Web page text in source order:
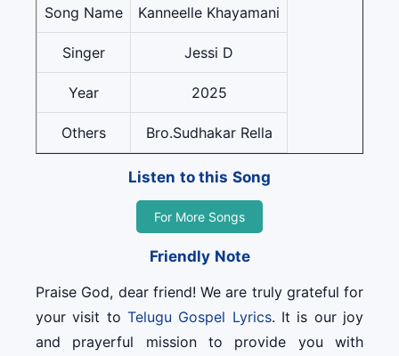
Song Name Kanneelle Khayamani
Singer Jessi D
Year 2025
Others Bro.Sudhakar Rella
Listen to this Song
For More Songs
Friendly Note
Praise God, dear friend! We are truly grateful for
your visit to Telugu Gospel Lyrics. It is our joy
and prayerful mission to provide you with